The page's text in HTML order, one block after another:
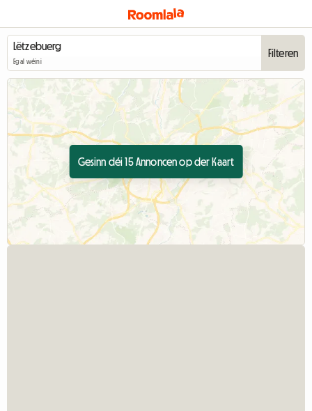
Egal wéini
Filteren
Gesinn déi 15 Annoncen op der Kaart